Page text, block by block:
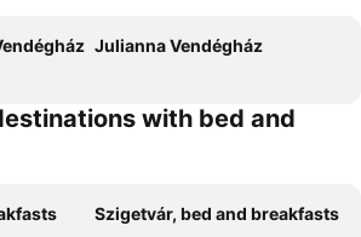
Julianna Vendégház
with bed and
Szigetvár, bed and breakfasts